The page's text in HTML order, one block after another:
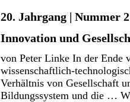
20. Jahrgang | Nummer
Innovation und
von Peter Linke In der Ende
wissenschaftlich-
Verhältnis von Gesellschaft
Bildungssystem und die …